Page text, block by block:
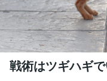
戦術はツギハギ